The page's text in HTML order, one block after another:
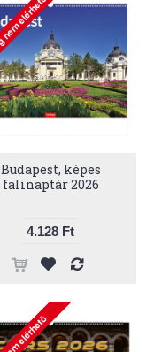
Budapest, képes
falinaptár 2026
4.128 Ft